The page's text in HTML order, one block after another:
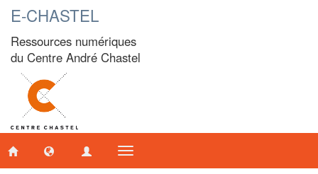
E-CHASTEL
Ressources numériques
du Centre André Chastel
Toggle
navigation